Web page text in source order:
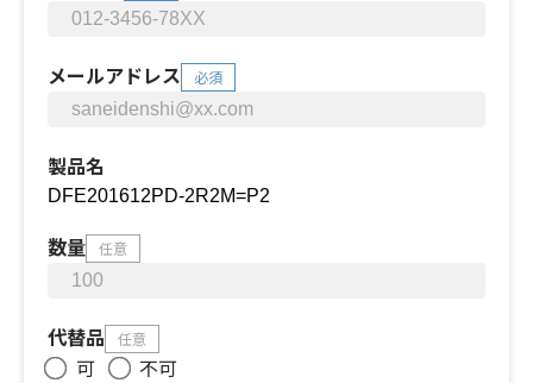
メールアドレス 必須
製品名
数量 任意
代替品 任意
可
不可